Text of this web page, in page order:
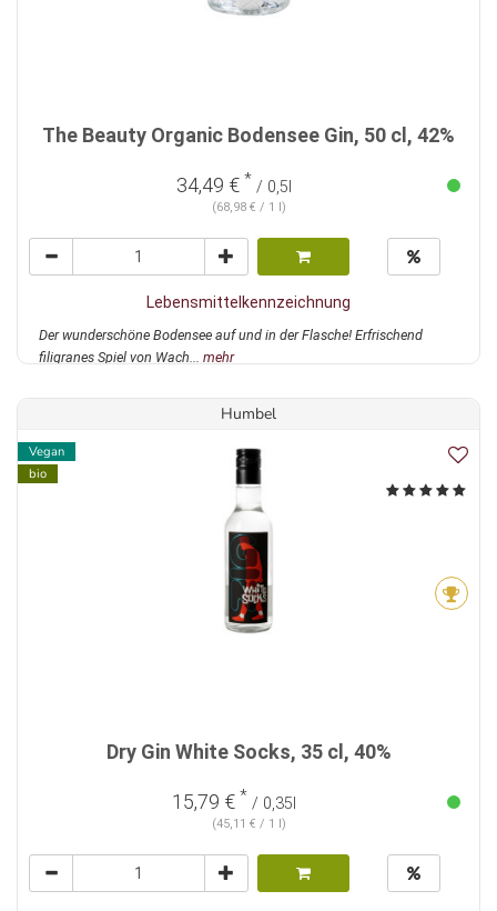
The Beauty Organic Bodensee Gin, 50 cl, 42%
34,49 € * / 0,5l
(68,98 € / 1 l)
Lebensmittelkennzeichnung
Der wunderschöne Bodensee auf und in der Flasche! Erfrischend
filigranes Spiel von Wach... mehr
Humbel
Vegan
bio
Dry Gin White Socks, 35 cl, 40%
15,79 € * / 0,35l
(45,11 € / 1 l)